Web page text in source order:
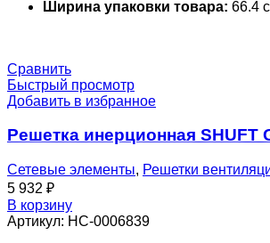
Ширина упаковки товара: 66.4
Сравнить
Быстрый просмотр
Добавить в избранное
Решетка инерционная SHUFT
Сетевые элементы, Решетки
5 932 ₽
В корзину
Артикул: НС-0006839